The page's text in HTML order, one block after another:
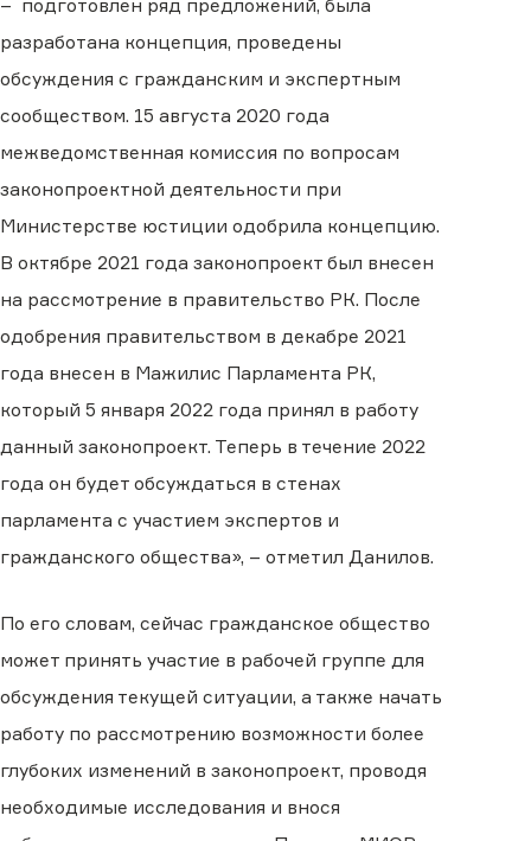
– подготовлен ряд предложений, была
разработана концепция, проведены
обсуждения с гражданским и экспертным
сообществом. 15 августа 2020 года
межведомственная комиссия по вопросам
законопроектной деятельности при
Министерстве юстиции одобрила концепцию.
В октябре 2021 года законопроект был внесен
на рассмотрение в правительство РК. После
одобрения правительством в декабре 2021
года внесен в Мажилис Парламента РК,
который 5 января 2022 года принял в работу
данный законопроект. Теперь в течение 2022
года он будет обсуждаться в стенах
парламента с участием экспертов и
гражданского общества», – отметил Данилов.
По его словам, сейчас гражданское общество
может принять участие в рабочей группе для
обсуждения текущей ситуации, а также начать
работу по рассмотрению возможности более
глубоких изменений в законопроект, проводя
необходимые исследования и внося